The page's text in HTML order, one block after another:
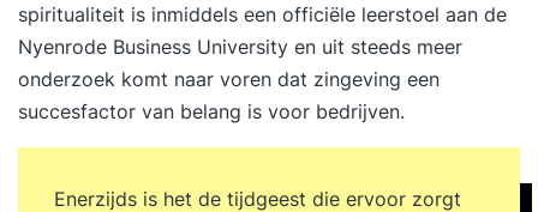
spiritualiteit is inmiddels een officiële leerstoel aan de
Nyenrode Business University en uit steeds meer
onderzoek komt naar voren dat zingeving een
succesfactor van belang is voor bedrijven.
Enerzijds is het de tijdgeest die ervoor zorgt